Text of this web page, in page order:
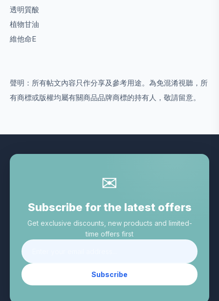
透明質酸
植物甘油
維他命E
聲明：所有帖文內容只作分享及參考用途。為免混淆視聽，所
有商標或版權均屬有關商品品牌商標的持有人，敬請留意。
✉
Subscribe for the latest offers
Get exclusive discounts, new products and limited-
time offers first
Subscribe